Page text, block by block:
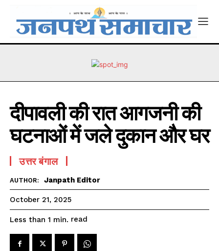
दीपावली की रात आगजनी की
घटनाओं में जले दुकान और घर
उत्तर बंगाल
AUTHOR: Janpath Editor
October 21, 2025
Less than 1 min. read